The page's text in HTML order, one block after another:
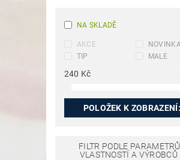
NA SKLADĚ
AKCE
TIP
MALE
240 Kč
POLOŽEK K
FILTR PODLE
VLASTNOSTÍ A VÝROBCŮ